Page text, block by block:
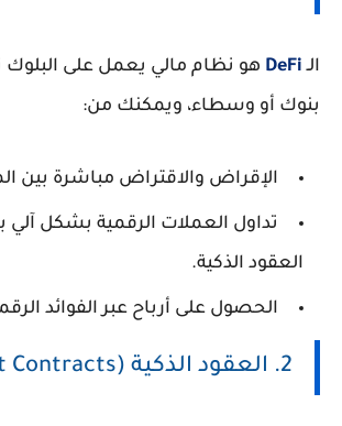
الـ DeFi هو نظام مالي يعمل على
بنوك أو وسطاء، ويمكنك من:
الإقراض والاقتراض مباشرة بين
تداول العملات الرقمية بشكل آلي
العقود الذكية.
الحصول على أرباح عبر الفوائد
2. العقود الذكية (Smart Contracts)